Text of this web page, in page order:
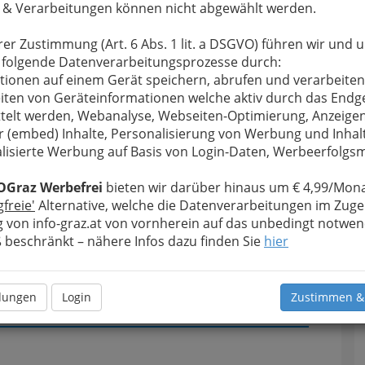
& Verarbeitungen können nicht abgewählt werden.
Zustimmung (Art. 6 Abs. 1 lit. a DSGVO) führen wir und
Datenverarbeitungsprozesse durch:
auf einem Gerät speichern, abrufen und
von Geräteinformationen welche aktiv durch das
werden, Webanalyse, Webseiten-Optimierung,
(embed) Inhalte, Personalisierung von Werbung und
Werbung auf Basis von Login-Daten,
Werbefrei bieten wir darüber hinaus um € 4,99/
Alternative, welche die Datenverarbeitungen im
von info-graz.at von vornherein auf das unbedingt
beschränkt – nähere Infos dazu finden Sie hier
Login Zustimmen
Ihre Nachricht wird nach dem Absenden
Peter Scheiber - Arzt für Allgemeinmedizin
Meine Nachricht
Meine Nachricht senden